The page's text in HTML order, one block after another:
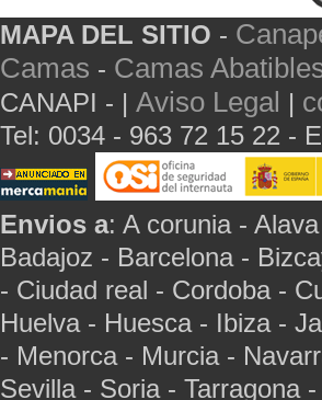
MAPA DEL SITIO -
Camas - Camas
CANAPI - | Aviso Legal |
Tel: 0034 - 963 72 15 22 -
Envios a: A corunia -
Badajoz - Barcelona -
- Ciudad real - Cordoba -
Huelva - Huesca - Ibiza -
- Menorca - Murcia -
Sevilla - Soria - Tarragona